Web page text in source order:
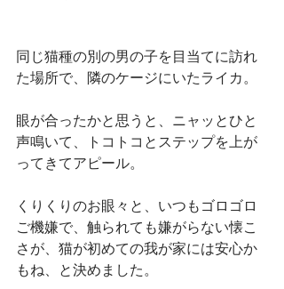
同じ猫種の別の男の子を目当てに訪れ
た場所で、隣のケージにいたライカ。
眼が合ったかと思うと、ニャッとひと
声鳴いて、トコトコとステップを上が
ってきてアピール。
くりくりのお眼々と、いつもゴロゴロ
ご機嫌で、触られても嫌がらない懐こ
さが、猫が初めての我が家には安心か
もね、と決めました。